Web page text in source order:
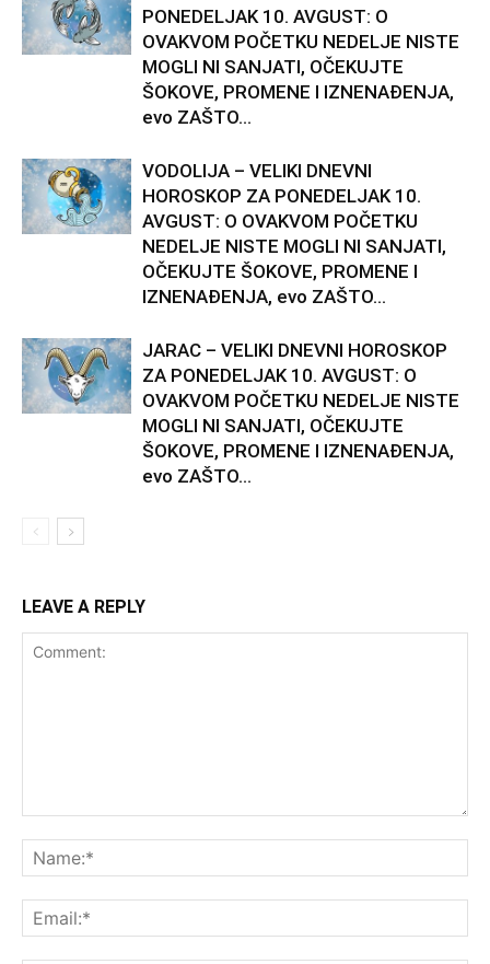
PONEDELJAK 10. AVGUST: O
OVAKVOM POČETKU NEDELJE NISTE
MOGLI NI SANJATI, OČEKUJTE
ŠOKOVE, PROMENE I IZNENAĐENJA,
evo ZAŠTO...
VODOLIJA – VELIKI DNEVNI
HOROSKOP ZA PONEDELJAK 10.
AVGUST: O OVAKVOM POČETKU
NEDELJE NISTE MOGLI NI SANJATI,
OČEKUJTE ŠOKOVE, PROMENE I
IZNENAĐENJA, evo ZAŠTO...
JARAC – VELIKI DNEVNI HOROSKOP
ZA PONEDELJAK 10. AVGUST: O
OVAKVOM POČETKU NEDELJE NISTE
MOGLI NI SANJATI, OČEKUJTE
ŠOKOVE, PROMENE I IZNENAĐENJA,
evo ZAŠTO...
LEAVE A REPLY